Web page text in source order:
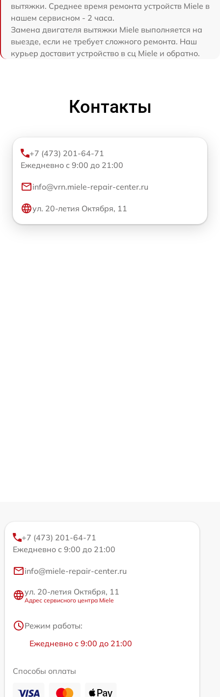
вытяжки. Среднее время ремонта устройств Miele в
нашем сервисном - 2 часа.
Замена двигателя вытяжки Miele выполняется на
выезде, если не требует сложного ремонта. Наш
курьер доставит устройство в сц Miele и обратно.
Контакты
+7 (473) 201-64-71
Ежедневно с 9:00 до 21:00
info@vrn.miele-repair-center.ru
ул. 20-летия Октября, 11
+7 (473) 201-64-71
Ежедневно с 9:00 до 21:00
info@miele-repair-center.ru
ул. 20-летия Октября, 11
Адрес сервисного центра Miele
Режим работы:
Ежедневно с 9:00 до 21:00
Способы оплаты